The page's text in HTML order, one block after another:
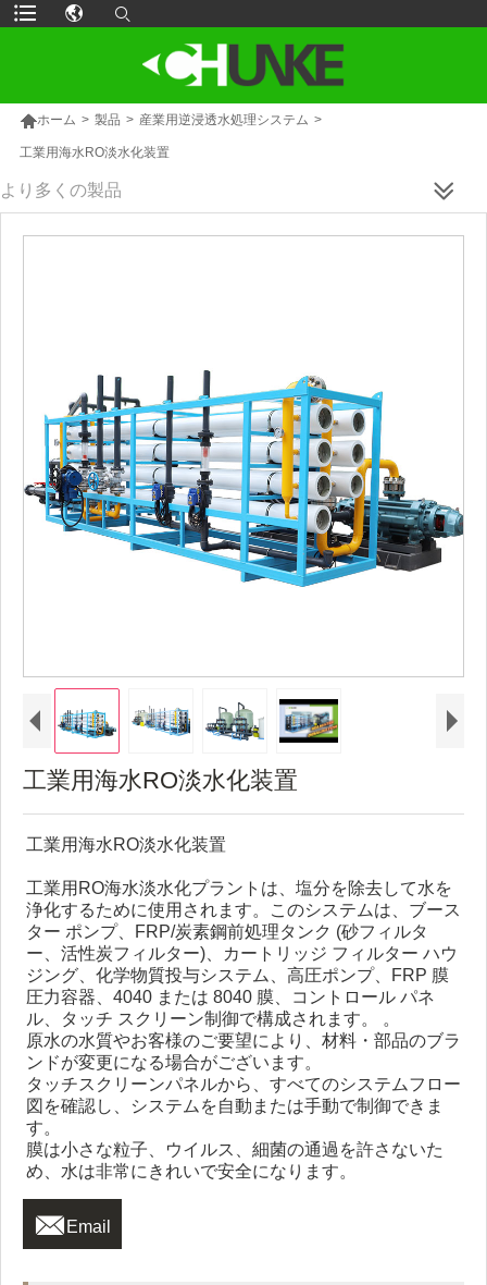
ホーム > 製品 > 産業用逆浸透水処理システム >
工業用海水RO淡水化装置
より多くの製品
工業用海水RO淡水化装置
工業用海水RO淡水化装置
工業用RO海水淡水化プラントは、塩分を除去して水を
浄化するために使用されます。このシステムは、ブース
ター ポンプ、FRP/炭素鋼前処理タンク (砂フィルタ
ー、活性炭フィルター)、カートリッジ フィルター ハウ
ジング、化学物質投与システム、高圧ポンプ、FRP 膜
圧力容器、4040 または 8040 膜、コントロール パネ
ル、タッチ スクリーン制御で構成されます。 。
原水の水質やお客様のご要望により、材料・部品のブラ
ンドが変更になる場合がございます。
タッチスクリーンパネルから、すべてのシステムフロー
図を確認し、システムを自動または手動で制御できま
す。
膜は小さな粒子、ウイルス、細菌の通過を許さないた
め、水は非常にきれいで安全になります。
 Email